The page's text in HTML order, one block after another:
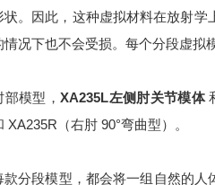
状。因此，这种虚拟材料在放射
情况下也不会受损。每个分段虚拟
部模型，XA235L左侧肘关节模体
XA235R（右肘 90°弯曲型）。
款分段模型，都会将一组自然的